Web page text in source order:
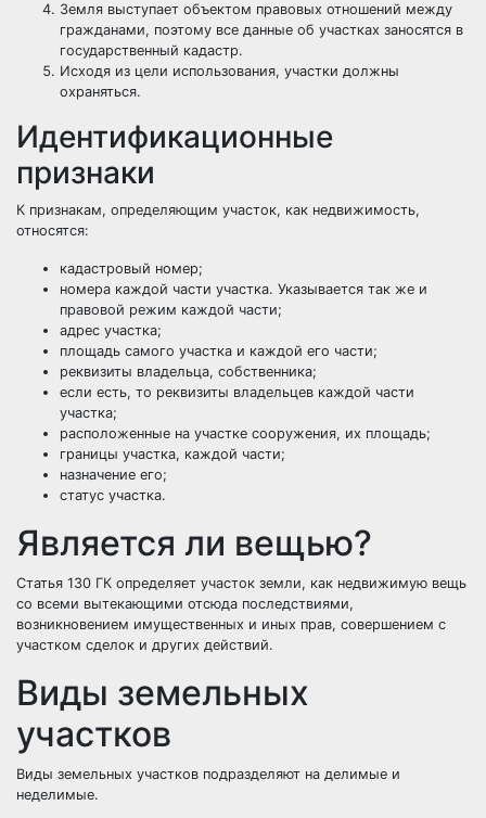
Земля выступает объектом правовых отношений между
гражданами, поэтому все данные об участках заносятся в
государственный кадастр.
Исходя из цели использования, участки должны
охраняться.
Идентификационные
признаки
К признакам, определяющим участок, как недвижимость,
относятся:
кадастровый номер;
номера каждой части участка. Указывается так же и
правовой режим каждой части;
адрес участка;
площадь самого участка и каждой его части;
реквизиты владельца, собственника;
если есть, то реквизиты владельцев каждой части
участка;
расположенные на участке сооружения, их площадь;
границы участка, каждой части;
назначение его;
статус участка.
Является ли вещью?
Статья 130 ГК определяет участок земли, как недвижимую вещь
со всеми вытекающими отсюда последствиями,
возникновением имущественных и иных прав, совершением с
участком сделок и других действий.
Виды земельных
участков
Виды земельных участков подразделяют на делимые и
неделимые.